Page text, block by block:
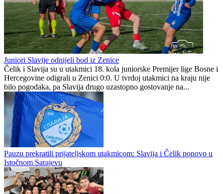
Slavija došla do bodova u gradu na Vrbasu
Čelik
0 0